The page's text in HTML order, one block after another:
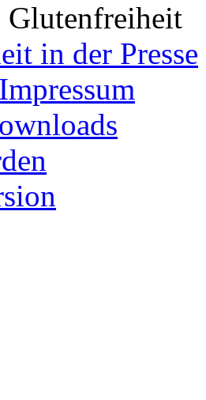
Glutenfreiheit
in der Presse